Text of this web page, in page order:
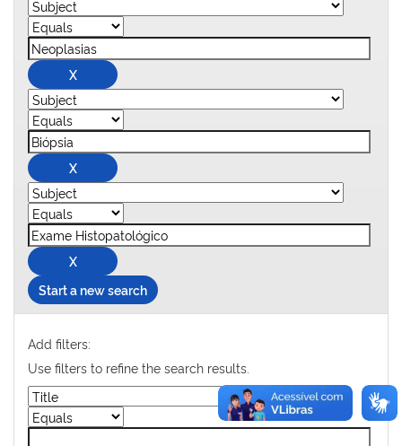
Start a new search
Add filters:
Use filters to refine the search results.